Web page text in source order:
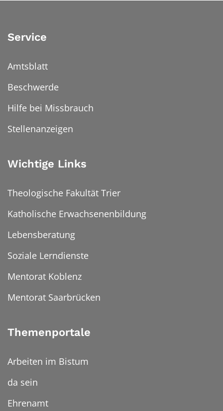
Service
Amtsblatt
Beschwerde
Hilfe bei Missbrauch
Stellenanzeigen
Wichtige Links
Theologische Fakultät Trier
Katholische Erwachsenenbildung
Lebensberatung
Soziale Lerndienste
Mentorat Koblenz
Mentorat Saarbrücken
Themenportale
Arbeiten im Bistum
da sein
Ehrenamt